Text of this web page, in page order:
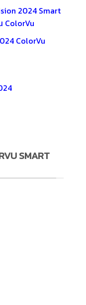
2024 Smart
ColorVu
ColorVu
SMART